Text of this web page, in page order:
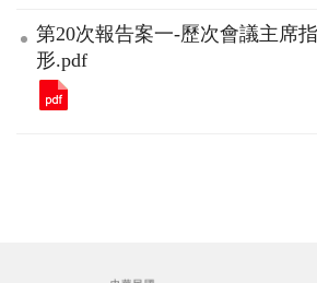
第20次報告案一-歷次會議主席
形.pdf